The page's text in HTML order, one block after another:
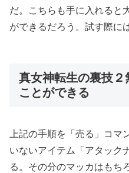
だ。こちらも手に入れると
ができるだろう。試す際に
真女神転生の裏技２
ことができる
上記の手順を「売る」コマ
いないアイテム「アタック
る。その分のマッカはもち